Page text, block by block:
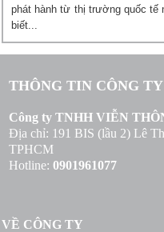
phát hành từ thị trường quốc tế
biết...
THÔNG TIN CÔNG TY
Công ty TNHH VIỄN
Địa chỉ: 191 BIS (lầu 2) Lê
TPHCM
Hotline:0901961077
VỀ CÔNG TY